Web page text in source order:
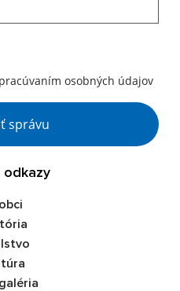
osobných údajov
správu
odkazy